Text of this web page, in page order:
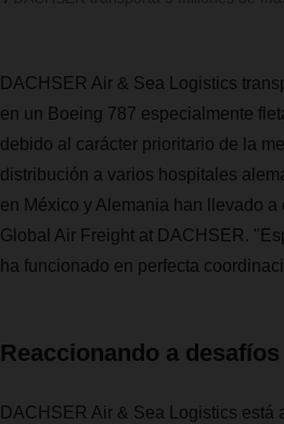
DACHSER Air & Sea Logistics
en un Boeing 787 especialmente
debido al carácter prioritario de la
distribución a varios hospitales
en México y Alemania han llevado
Global Air Freight at DACHSER.
ha funcionado en perfecta
Reaccionando a
DACHSER Air & Sea Logistics está